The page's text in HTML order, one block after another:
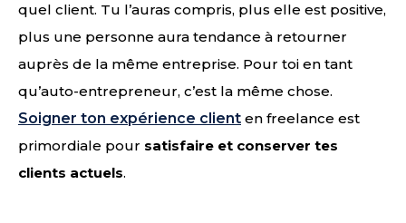
quel client. Tu l’auras compris, plus elle est positive,
plus une personne aura tendance à retourner
auprès de la même entreprise. Pour toi en tant
qu’auto-entrepreneur, c’est la même chose.
Soigner ton expérience client en freelance est
primordiale pour satisfaire et conserver tes
clients actuels.